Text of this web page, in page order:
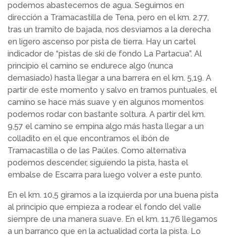
podemos abastecernos de agua. Seguimos en
dirección a Tramacastilla de Tena, pero en el km. 2.77,
tras un tramito de bajada, nos desviamos a la derecha
en ligero ascenso por pista de tierra. Hay un cartel
indicador de “pistas de ski de fondo La Partacua”. Al
principio el camino se endurece algo (nunca
demasiado) hasta llegar a una barrera en el km. 5,19. A
partir de este momento y salvo en tramos puntuales, el
camino se hace más suave y en algunos momentos
podemos rodar con bastante soltura. A partir del km.
9,57 el camino se empina algo más hasta llegar a un
colladito en el que encontramos el ibón de
Tramacastilla o de las Paúles. Como alternativa
podemos descender, siguiendo la pista, hasta el
embalse de Escarra para luego volver a este punto.
En el km. 10,5 giramos a la izquierda por una buena pista
al principio que empieza a rodear el fondo del valle
siempre de una manera suave. En el km. 11,76 llegamos
a un barranco que en la actualidad corta la pista. Lo